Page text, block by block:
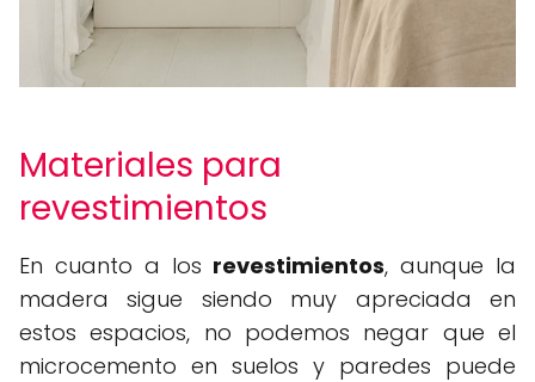
Materiales para
revestimientos
En cuanto a los revestimientos, aunque la
madera sigue siendo muy apreciada en
estos espacios, no podemos negar que el
microcemento en suelos y paredes puede